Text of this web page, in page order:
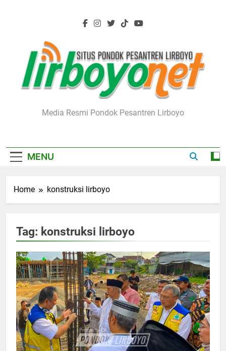
Lirboyo.net
Media Resmi Pondok Pesantren Lirboyo
MENU
Home konstruksi lirboyo
Tag: konstruksi lirboyo